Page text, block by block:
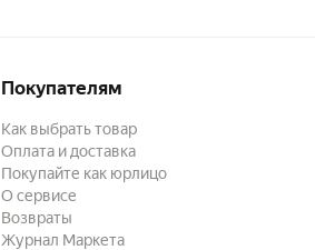
Покупателям
Как выбрать товар
Оплата и доставка
Покупайте как юрлицо
О сервисе
Возвраты
Журнал Маркета